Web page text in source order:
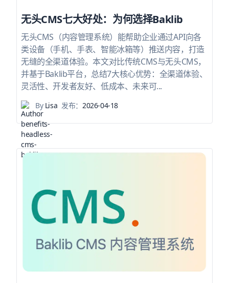
无头CMS七大好处：为何选择Baklib
无头CMS（内容管理系统）能帮助企业通过API向各
类设备（手机、手表、智能冰箱等）推送内容，打造
无缝的全渠道体验。本文对比传统CMS与无头CMS，
并基于Baklib平台，总结7大核心优势：全渠道体验、
灵活性、开发者友好、低成本、未来可...
ByLisa 发布：2026-04-18